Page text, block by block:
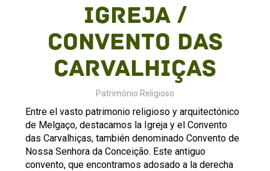
Igreja /
Convento das
Carvalhiças
Património Religioso
Entre el vasto patrimonio religioso y arquitectónico
de Melgaço, destacamos la Igreja y el Convento
das Carvalhiças, también denominado Convento de
Nossa Senhora da Conceição. Este antiguo
convento, que encontramos adosado a la derecha